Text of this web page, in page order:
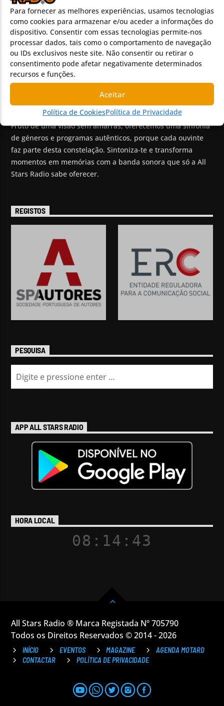
Para fornecer as melhores experiências, usamos tecnologias
como cookies para armazenar e/ou aceder a informações do
dispositivo. Consentir com essas tecnologias permite-nos
processar dados, tais como o comportamento de navegação
ou IDs exclusivos neste site. Não consentir ou retirar o
consentimento pode afetar negativamente determinados
recursos e funções.
Aceitar
Política de CookiesPolítica de Privacidade
Eventos
Magazine
Chat
Discos Pedidos
Vídeos
Promoção de Bandas
SOBRE NÓS
Fruto de uma visão sem amarras, oferecemos uma sinfonia
de géneros e programas autênticos, porque cada ouvinte
faz parte desta constelação. Sintoniza-te e transforma
momentos em memórias com a banda sonora que só a All
Stars Radio sabe oferecer.
REGISTOS
PESQUISA
APP ALL STARS RADIO
HORA LOCAL
08:14:44
All Stars Radio ® Marca Registada Nº 705790
Todos os Direitos Reservados © 2014 - 2026
INÍCIO EVENTOS MAGAZINE
AGENDA MOTARD
CONTACTAR
POLÍTICA DE PRIVACIDADE